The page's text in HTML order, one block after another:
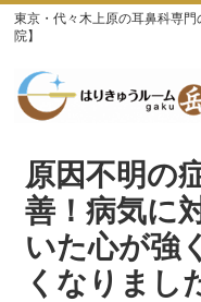
東京・代々木上原の耳鼻科専
院】
原因不明の
善！病気に
いた心が強
くなりまし